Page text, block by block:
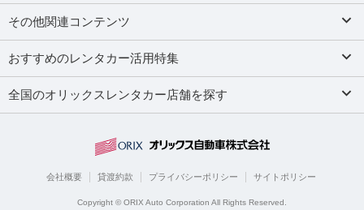
その他関連コンテンツ
おすすめのレンタカー活用特集
全国のオリックスレンタカー店舗を探す
会社概要 貸渡約款 プライバシーポリシー サイトポリシー
Copyright © ORIX Auto Corporation All Rights Reserved.